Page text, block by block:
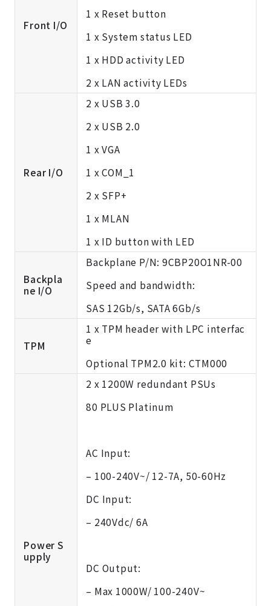
Front I/O
1 x Reset button
1 x System status LED
1 x HDD activity LED
2 x LAN activity LEDs
Rear I/O
2 x USB 3.0
2 x USB 2.0
1 x VGA
1 x COM_1
2 x SFP+
1 x MLAN
1 x ID button with LED
Backpla
ne I/O
Backplane P/N: 9CBP20O1NR-00
Speed and bandwidth:
SAS 12Gb/s, SATA 6Gb/s
TPM
1 x TPM header with LPC interfac
e
Optional TPM2.0 kit: CTM000
Power S
upply
2 x 1200W redundant PSUs
80 PLUS Platinum
AC Input:
– 100-240V~/ 12-7A, 50-60Hz
DC Input:
– 240Vdc/ 6A
DC Output:
– Max 1000W/ 100-240V~